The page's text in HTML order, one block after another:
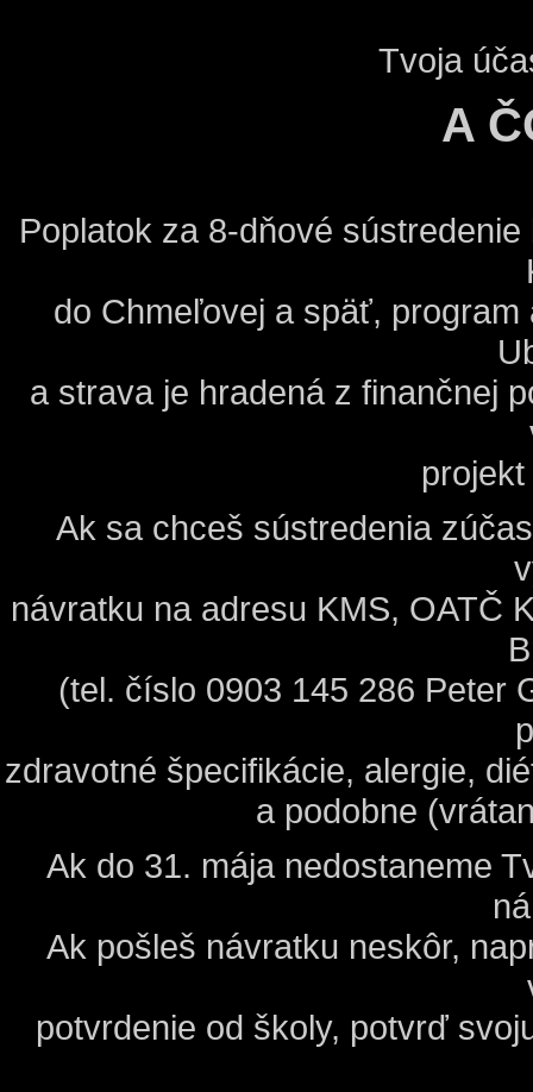
Tvoja
A
Poplatok za 8-dňové
do Chmeľovej a späť,
a strava je hradená z finančnej
Ak sa chceš sústredenia
návratku na adresu KMS, OATČ
(tel. číslo 0903 145 286 Peter
zdravotné špecifikácie, alergie,
a podobne
Ak do 31. mája nedostaneme
Ak pošleš návratku neskôr,
potvrdenie od školy, potvrď